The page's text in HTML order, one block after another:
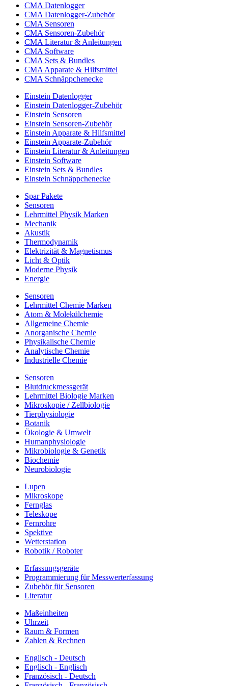
CMA Datenlogger
CMA Datenlogger-Zubehör
CMA Sensoren
CMA Sensoren-Zubehör
CMA Literatur & Anleitungen
CMA Software
CMA Sets & Bundles
CMA Apparate & Hilfsmittel
CMA Schnäppchenecke
Einstein Datenlogger
Einstein Datenlogger-Zubehör
Einstein Sensoren
Einstein Sensoren-Zubehör
Einstein Apparate & Hilfsmittel
Einstein Apparate-Zubehör
Einstein Literatur & Anleitungen
Einstein Software
Einstein Sets & Bundles
Einstein Schnäppchenecke
Spar Pakete
Sensoren
Lehrmittel Physik Marken
Mechanik
Akustik
Thermodynamik
Elektrizität & Magnetismus
Licht & Optik
Moderne Physik
Energie
Sensoren
Lehrmittel Chemie Marken
Atom & Molekülchemie
Allgemeine Chemie
Anorganische Chemie
Physikalische Chemie
Analytische Chemie
Industrielle Chemie
Sensoren
Blutdruckmessgerät
Lehrmittel Biologie Marken
Mikroskopie / Zellbiologie
Tierphysiologie
Botanik
Ökologie & Umwelt
Humanphysiologie
Mikrobiologie & Genetik
Biochemie
Neurobiologie
Lupen
Mikroskope
Fernglas
Teleskope
Fernrohre
Spektive
Wetterstation
Robotik / Roboter
Erfassungsgeräte
Programmierung für Messwerterfassung
Zubehör für Sensoren
Literatur
Maßeinheiten
Uhrzeit
Raum & Formen
Zahlen & Rechnen
Englisch - Deutsch
Englisch - Englisch
Französisch - Deutsch